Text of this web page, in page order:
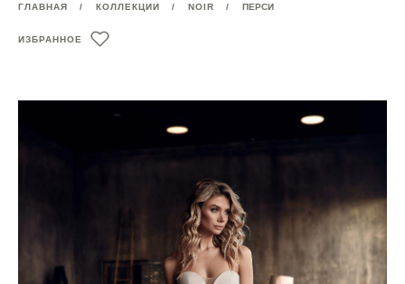
ГЛАВНАЯ КОЛЛЕКЦИИ NOIR ПЕРСИ
ИЗБРАННОЕ